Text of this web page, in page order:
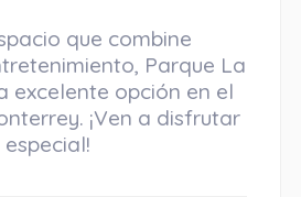
que combine
Parque La
excelente opción en el
¡Ven a disfrutar